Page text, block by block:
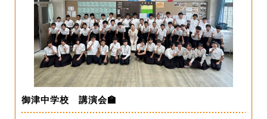
御津中学校 講演会🏫